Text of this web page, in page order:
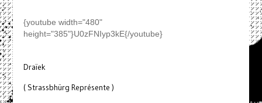
{youtube width="480"
height="385"}U0zFNIyp3kE{/youtube}
Draïek
( Strassbhürg Représente )